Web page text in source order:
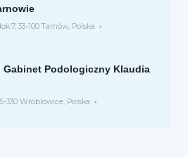
33-100 Tarnów, Polska
Gabinet Podologiczny Klaudia
330 Wróblowice, Polska